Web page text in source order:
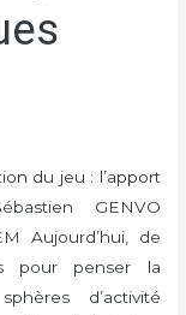
du jeu : l’apport
GENVO
Aujourd’hui, de
pour penser la
d’activité